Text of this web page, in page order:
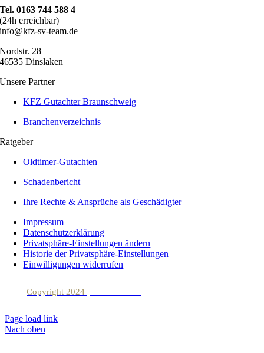
Tel. 0163 744 588 4
(24h erreichbar)
info@kfz-sv-team.de
Nordstr. 28
46535 Dinslaken
Unsere Partner
KFZ Gutachter Braunschweig
Branchenverzeichnis
Ratgeber
Oldtimer-Gutachten
Schadenbericht
Ihre Rechte & Ansprüche als Geschädigter
Impressum
Datenschutzerklärung
Privatsphäre-Einstellungen ändern
Historie der Privatsphäre-Einstellungen
Einwilligungen widerrufen
Copyright 2024
Page load link
Nach oben